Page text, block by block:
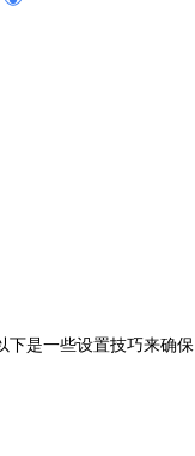
下是一些设置技巧来确保